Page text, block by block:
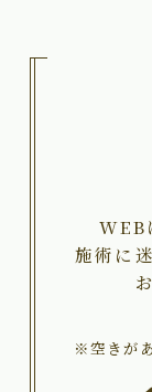
WEB
施術に
※空きが